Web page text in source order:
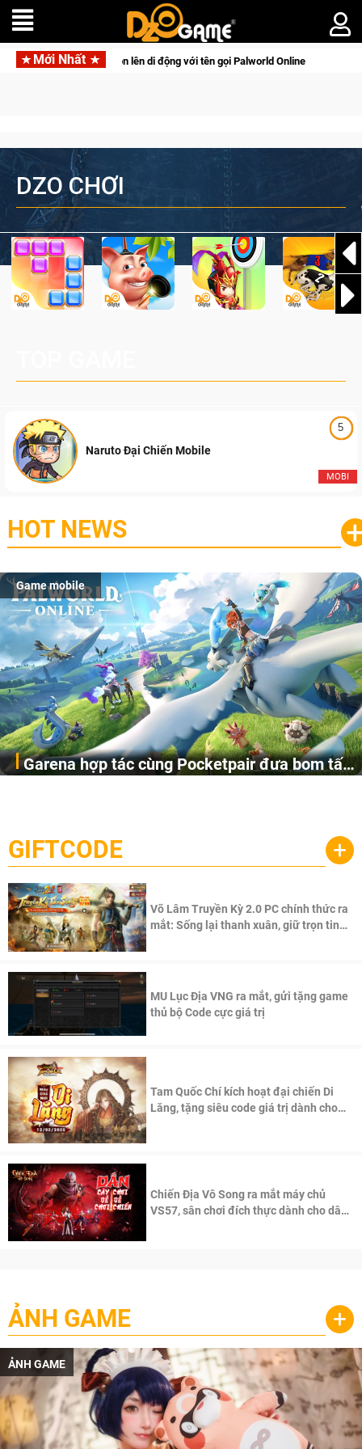
Mới Nhất
săn thú sinh tồn lên di động với tên gọi Palworld Online
DZO CHƠI
5
MOBI
Naruto Đại Chiến Mobile
HOT NEWS
Game mobile
Garena hợp tác cùng Pocketpair đưa bom tấn
cầu, theo giấy phép chính thức từ công ty game Nhật Bản
Pocketpair, Inc.
GIFTCODE +
Võ Lâm Truyền Kỳ 2.0 PC chính thức ra
mắt: Sống lại thanh xuân, giữ trọn tinh
MU Lục Địa VNG ra mắt, gửi tặng game
thủ bộ Code cực giá trị
Tam Quốc Chí kích hoạt đại chiến Di
Lăng, tặng siêu code giá trị dành cho
Chiến Địa Vô Song ra mắt máy chủ
VS57, sân chơi đích thực dành cho dân
ẢNH GAME +
ẢNH GAME